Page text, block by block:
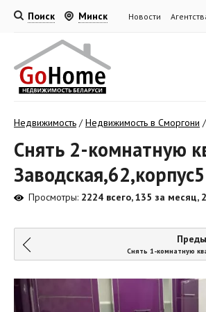
Поиск Минск Новости
Недвижимость /Недвижимость в Сморгони /
Снять 2-комнатную
Заводская,62,корпус5
Просмотры: 2224 всего, 135 за месяц,
Снять 1-комнатную